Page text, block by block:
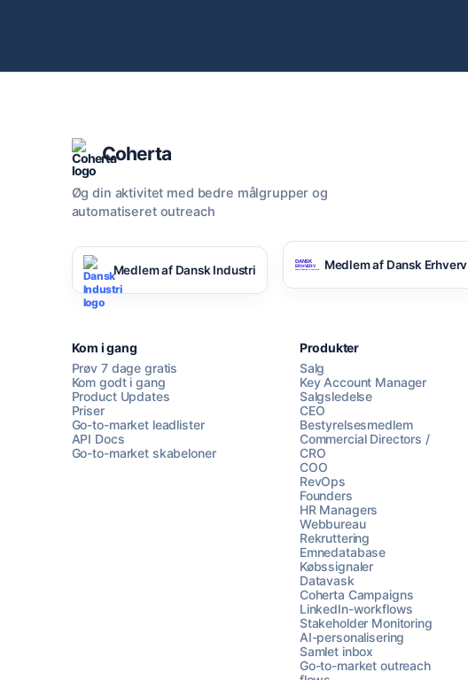
Coherta
Øg din aktivitet med bedre målgrupper og
automatiseret outreach
Medlem af Dansk Industri Medlem af Dansk Erhverv
Kom i gang
Prøv 7 dage gratis
Kom godt i gang
Product Updates
Priser
Go-to-market leadlister
API Docs
Go-to-market skabeloner
Produkter
Salg
Key Account Manager
Salgsledelse
CEO
Bestyrelsesmedlem
Commercial Directors /
CRO
COO
RevOps
Founders
HR Managers
Webbureau
Rekruttering
Emnedatabase
Købssignaler
Datavask
Coherta Campaigns
LinkedIn-workflows
Stakeholder Monitoring
AI-personalisering
Samlet inbox
Go-to-market outreach